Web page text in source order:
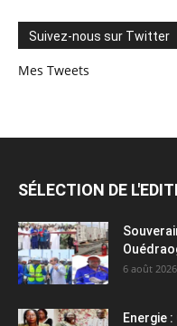
Suivez-nous sur Twitter
Mes Tweets
SÉLECTION DE
6 août 2026
Energie